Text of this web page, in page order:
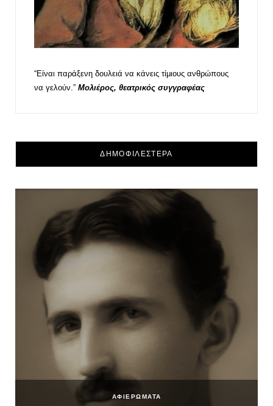
“Είναι παράξενη δουλειά να κάνεις τίμιους ανθρώπους
να γελούν.” Μολιέρος, θεατρικός συγγραφέας
ΔΗΜΟΦΙΛΕΣΤΕΡΑ
ΑΦΙΕΡΩΜΑΤΑ